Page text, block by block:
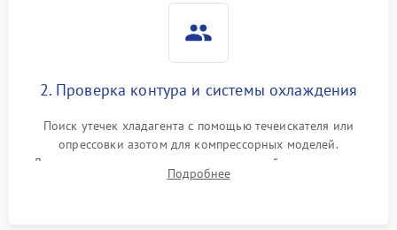
2. Проверка контура и системы охлаждения
Поиск утечек хладагента с помощью течеискателя или
опрессовки азотом для компрессорных моделей.
Диагностика термоэлектрических модулей, радиаторов и
кулеров на предмет перегрева или выхода из строя.
Подробнее